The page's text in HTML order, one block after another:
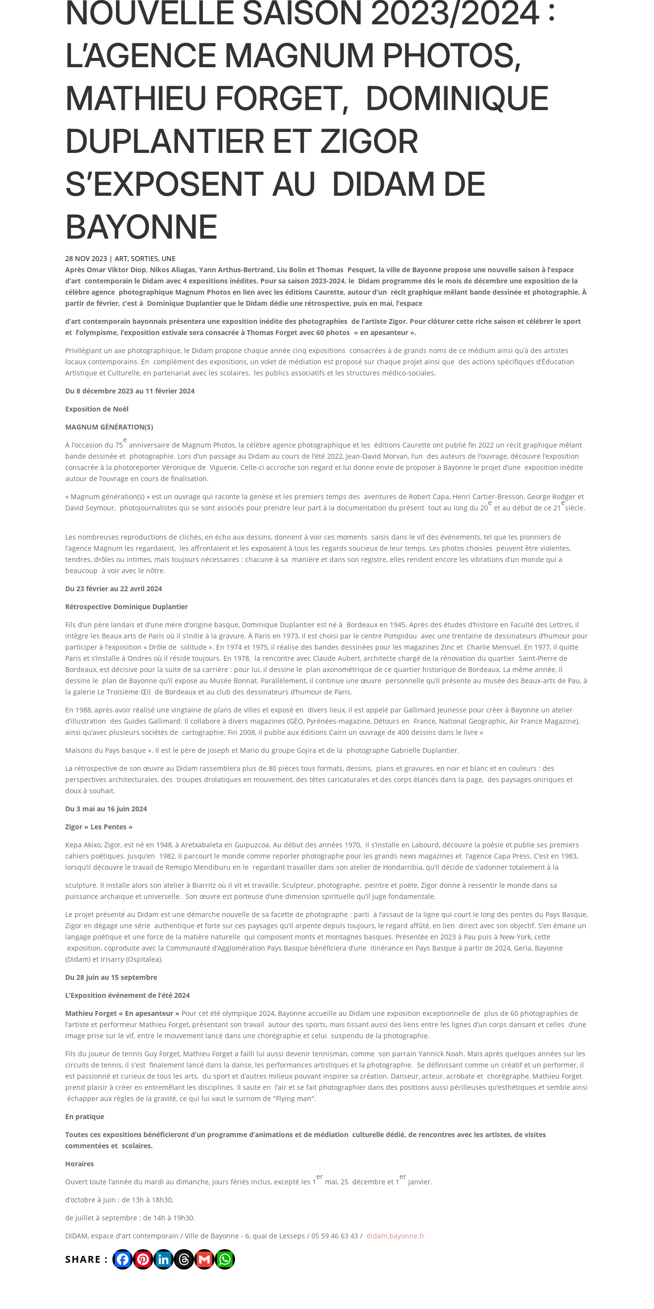
NOUVELLE SAISON 2023/2024 :
L’AGENCE MAGNUM PHOTOS,
MATHIEU FORGET, DOMINIQUE
DUPLANTIER ET ZIGOR
S’EXPOSENT AU DIDAM DE
BAYONNE
28 NOV 2023 |ART,SORTIES, UNE
Après Omar Viktor Diop, Nikos Aliagas, Yann Arthus-Bertrand, Liu Bolin et Thomas Pesquet, la ville de Bayonne propose une nouvelle saison à l’espace
d’art contemporain le Didam avec 4 expositions inédites. Pour sa saison 2023-2024, le Didam programme dès le mois de décembre une exposition de la
célèbre agence photographique Magnum Photos en lien avec les éditions Caurette, autour d’un récit graphique mêlant bande dessinée et photographie. À
partir de février, c’est à Dominique Duplantier que le Didam dédie une rétrospective, puis en mai, l’espace
d’art contemporain bayonnais présentera une exposition inédite des photographies de l’artiste Zigor. Pour clôturer cette riche saison et célébrer le sport
et l’olympisme, l’exposition estivale sera consacrée à Thomas Forget avec 60 photos « en apesanteur ».
Privilégiant un axe photographique, le Didam propose chaque année cinq expositions consacrées à de grands noms de ce médium ainsi qu’à des artistes
locaux contemporains. En complément des expositions, un volet de médiation est proposé sur chaque projet ainsi que des actions spécifiques d’Éducation
Artistique et Culturelle, en partenariat avec les scolaires, les publics associatifs et les structures médico-sociales.
Du 8 décembre 2023 au 11 février 2024
Exposition de Noël
MAGNUM GÉNÉRATION(S)
À l’occasion du 75
e
anniversaire de Magnum Photos, la célèbre agence photographique et les éditions Caurette ont publié fin 2022 un récit graphique mêlant
bande dessinée et photographie. Lors d’un passage au Didam au cours de l’été 2022, Jean-David Morvan, l’un des auteurs de l’ouvrage, découvre l’exposition
consacrée à la photoreporter Véronique de Viguerie. Celle-ci accroche son regard et lui donne envie de proposer à Bayonne le projet d’une exposition inédite
autour de l’ouvrage en cours de finalisation.
« Magnum génération(s) » est un ouvrage qui raconte la genèse et les premiers temps des aventures de Robert Capa, Henri Cartier-Bresson, George Rodger et
David Seymour, photojournalistes qui se sont associés pour prendre leur part à la documentation du présent tout au long du 20
e
et au début de ce 21
e
siècle.
Les nombreuses reproductions de clichés, en écho aux dessins, donnent à voir ces moments saisis dans le vif des événements, tel que les pionniers de
l’agence Magnum les regardaient, les affrontaient et les exposaient à tous les regards soucieux de leur temps. Les photos choisies peuvent être violentes,
tendres, drôles ou intimes, mais toujours nécessaires : chacune à sa manière et dans son registre, elles rendent encore les vibrations d’un monde qui a
beaucoup à voir avec le nôtre.
Du 23 février au 22 avril 2024
Rétrospective Dominique Duplantier
Fils d’un père landais et d’une mère d’origine basque, Dominique Duplantier est né à Bordeaux en 1945. Après des études d’histoire en Faculté des Lettres, il
intègre les Beaux arts de Paris où il s’initie à la gravure. À Paris en 1973, il est choisi par le centre Pompidou avec une trentaine de dessinateurs d’humour pour
participer à l’exposition « Drôle de solitude ». En 1974 et 1975, il réalise des bandes dessinées pour les magazines Zinc et Charlie Mensuel. En 1977, il quitte
Paris et s’installe à Ondres où il réside toujours. En 1978, la rencontre avec Claude Aubert, architecte chargé de la rénovation du quartier Saint-Pierre de
Bordeaux, est décisive pour la suite de sa carrière : pour lui, il dessine le plan axonométrique de ce quartier historique de Bordeaux. La même année, il
dessine le plan de Bayonne qu’il expose au Musée Bonnat. Parallèlement, il continue une œuvre personnelle qu’il présente au musée des Beaux-arts de Pau, à
la galerie Le Troisième Œil de Bordeaux et au club des dessinateurs d’humour de Paris.
En 1988, après avoir réalisé une vingtaine de plans de villes et exposé en divers lieux, il est appelé par Gallimard Jeunesse pour créer à Bayonne un atelier
d’illustration des Guides Gallimard. Il collabore à divers magazines (GÉO, Pyrénées-magazine, Détours en France, National Geographic, Air France Magazine),
ainsi qu’avec plusieurs sociétés de cartographie. Fin 2008, il publie aux éditions Cairn un ouvrage de 400 dessins dans le livre «
Maisons du Pays basque ». Il est le père de Joseph et Mario du groupe Gojira et de la photographe Gabrielle Duplantier.
La rétrospective de son œuvre au Didam rassemblera plus de 80 pièces tous formats, dessins, plans et gravures, en noir et blanc et en couleurs : des
perspectives architecturales, des troupes drolatiques en mouvement, des têtes caricaturales et des corps élancés dans la page, des paysages oniriques et
doux à souhait.
Du 3 mai au 16 juin 2024
Zigor « Les Pentes »
Kepa Akixo, Zigor, est né en 1948, à Aretxabaleta en Guipuzcoa. Au début des années 1970, il s’installe en Labourd, découvre la poésie et publie ses premiers
cahiers poétiques. Jusqu’en 1982, il parcourt le monde comme reporter photographe pour les grands news magazines et l’agence Capa Press. C’est en 1983,
lorsqu’il découvre le travail de Remigio Mendiburu en le regardant travailler dans son atelier de Hondarribia, qu’il décide de s’adonner totalement à la
sculpture. Il installe alors son atelier à Biarritz où il vit et travaille. Sculpteur, photographe, peintre et poète, Zigor donne à ressentir le monde dans sa
puissance archaïque et universelle. Son œuvre est porteuse d’une dimension spirituelle qu’il juge fondamentale.
Le projet présenté au Didam est une démarche nouvelle de sa facette de photographe : parti à l’assaut de la ligne qui court le long des pentes du Pays Basque,
Zigor en dégage une série authentique et forte sur ces paysages qu’il arpente depuis toujours, le regard affûté, en lien direct avec son objectif. S’en émane un
langage poétique et une force de la matière naturelle qui composent monts et montagnes basques. Présentée en 2023 à Pau puis à New-York, cette
exposition, coproduite avec la Communauté d’Agglomération Pays Basque bénéficiera d’une itinérance en Pays Basque à partir de 2024, Geria, Bayonne
(Didam) et Irisarry (Ospitalea).
Du 28 juin au 15 septembre
L’Exposition événement de l’été 2024
Mathieu Forget « En apesanteur » Pour cet été olympique 2024, Bayonne accueille au Didam une exposition exceptionnelle de plus de 60 photographies de
l’artiste et performeur Mathieu Forget, présentant son travail autour des sports, mais tissant aussi des liens entre les lignes d’un corps dansant et celles d’une
image prise sur le vif, entre le mouvement lancé dans une chorégraphie et celui suspendu de la photographie.
Fils du joueur de tennis Guy Forget, Mathieu Forget a failli lui aussi devenir tennisman, comme son parrain Yannick Noah. Mais après quelques années sur les
circuits de tennis, il s'est finalement lancé dans la danse, les performances artistiques et la photographie. Se définissant comme un créatif et un performer, il
est passionné et curieux de tous les arts, du sport et d’autres milieux pouvant inspirer sa création. Danseur, acteur, acrobate et chorégraphe, Mathieu Forget
prend plaisir à créer en entremêlant les disciplines. Il saute en l’air et se fait photographier dans des positions aussi périlleuses qu’esthétiques et semble ainsi
échapper aux règles de la gravité, ce qui lui vaut le surnom de "Flying man".
En pratique
Toutes ces expositions bénéficieront d’un programme d’animations et de médiation culturelle dédié, de rencontres avec les artistes, de visites
commentées et scolaires.
Horaires
Ouvert toute l’année du mardi au dimanche, jours fériés inclus, excepté les 1
er
mai, 25 décembre et 1
er
janvier.
d’octobre à juin : de 13h à 18h30,
de juillet à septembre : de 14h à 19h30.
DIDAM, espace d'art contemporain / Ville de Bayonne - 6, quai de Lesseps / 05 59 46 63 43 / didam.bayonne.fr
Facebook
Pinterest
LinkedIn
Threads
GmailWhatsApp